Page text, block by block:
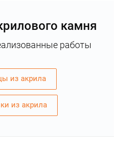
камня
работы
из акрила
из акрила